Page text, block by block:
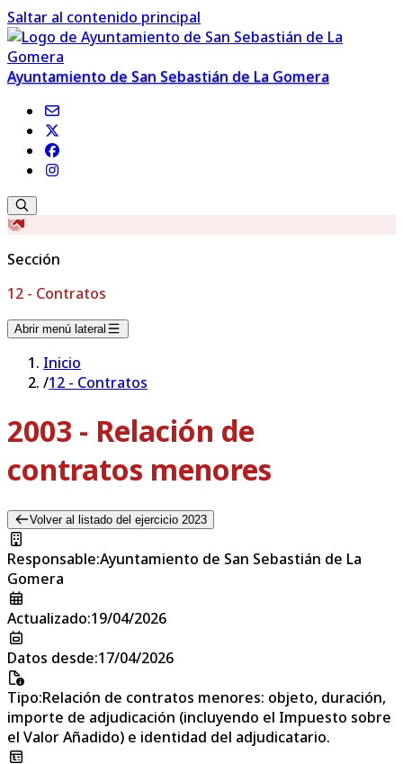
Saltar al contenido principal
Ayuntamiento de San Sebastián de La Gomera
Sección
12 - Contratos
Abrir menú lateral
Inicio
/12 - Contratos
2003 - Relación de
contratos menores
Volver al listado del ejercicio 2023
Responsable:Ayuntamiento de San Sebastián de La
Gomera
Actualizado:19/04/2026
Datos desde:17/04/2026
Tipo:Relación de contratos menores: objeto, duración,
importe de adjudicación (incluyendo el Impuesto sobre
el Valor Añadido) e identidad del adjudicatario.